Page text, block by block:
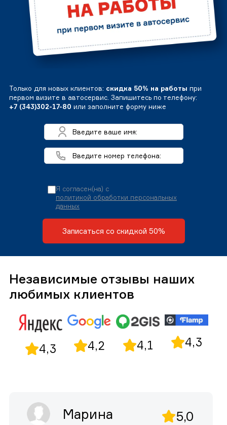
Только для новых клиентов: скидка 50% на работы при
первом визите в автосервис. Запишитесь по телефону:
+7 (343)302-17-80 или заполните форму ниже
Я согласен(на) с
политикой обработки персональных
данных
Записаться со скидкой 50%
Независимые отзывы наших
любимых клиентов
4,3 4,2 4,1 4,3
Марина 5,0